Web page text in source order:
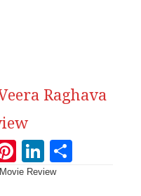
Raghava
Pinterest